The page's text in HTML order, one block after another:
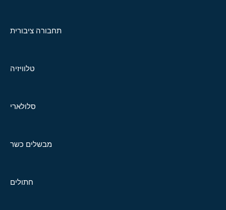
תחבורה ציבורית
טלוויזיה
סלולארי
מבשלים כשר
חתולים